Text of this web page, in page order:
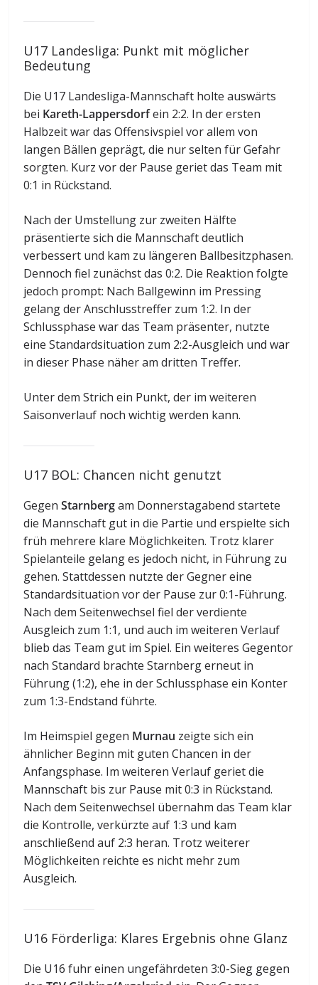
U17 Landesliga: Punkt mit möglicher
Bedeutung
Die U17 Landesliga-Mannschaft holte auswärts
bei Kareth-Lappersdorfein 2:2. In der ersten
Halbzeit war das Offensivspiel vor allem von
langen Bällen geprägt, die nur selten für Gefahr
sorgten. Kurz vor der Pause geriet das Team mit
0:1 in Rückstand.
Nach der Umstellung zur zweiten Hälfte
präsentierte sich die Mannschaft deutlich
verbessert und kam zu längeren Ballbesitzphasen.
Dennoch fiel zunächst das 0:2. Die Reaktion folgte
jedoch prompt: Nach Ballgewinn im Pressing
gelang der Anschlusstreffer zum 1:2. In der
Schlussphase war das Team präsenter, nutzte
eine Standardsituation zum 2:2-Ausgleich und war
in dieser Phase näher am dritten Treffer.
Unter dem Strich ein Punkt, der im weiteren
Saisonverlauf noch wichtig werden kann.
U17 BOL: Chancen nicht genutzt
GegenStarnbergam Donnerstagabend startete
die Mannschaft gut in die Partie und erspielte sich
früh mehrere klare Möglichkeiten. Trotz klarer
Spielanteile gelang es jedoch nicht, in Führung zu
gehen. Stattdessen nutzte der Gegner eine
Standardsituation vor der Pause zur 0:1-Führung.
Nach dem Seitenwechsel fiel der verdiente
Ausgleich zum 1:1, und auch im weiteren Verlauf
blieb das Team gut im Spiel. Ein weiteres Gegentor
nach Standard brachte Starnberg erneut in
Führung (1:2), ehe in der Schlussphase ein Konter
zum 1:3-Endstand führte.
Im Heimspiel gegen Murnau zeigte sich ein
ähnlicher Beginn mit guten Chancen in der
Anfangsphase. Im weiteren Verlauf geriet die
Mannschaft bis zur Pause mit 0:3 in Rückstand.
Nach dem Seitenwechsel übernahm das Team klar
die Kontrolle, verkürzte auf 1:3 und kam
anschließend auf 2:3 heran. Trotz weiterer
Möglichkeiten reichte es nicht mehr zum
Ausgleich.
U16 Förderliga: Klares Ergebnis ohne Glanz
Die U16 fuhr einen ungefährdeten 3:0-Sieg gegen